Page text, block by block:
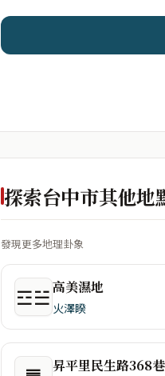
探索台中市其他地
發現更多地理卦象
☲☱高美濕地
火澤睽
昇平里民生路368